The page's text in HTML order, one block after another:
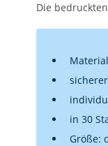
Die
in 30
Größe: